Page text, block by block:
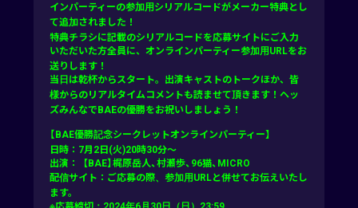
インパーティーの参加用シリアルコードがメーカー特典とし
て追加されました！
特典チラシに記載のシリアルコードを応募サイトにご入力
いただいた方全員に、オンラインパーティー参加用URLをお
送りします！
当日は乾杯からスタート。出演キャストのトークほか、皆
様からのリアルタイムコメントも読ませて頂きます！ヘッ
ズみんなでBAEの優勝をお祝いしましょう！
【BAE優勝記念シークレットオンラインパーティー】
日時：7月2日(火)20時30分～
出演：【BAE】梶原岳人、村瀬歩、96猫、MICRO
配信サイト：ご応募の際、参加用URLと併せてお伝えいたし
ます。